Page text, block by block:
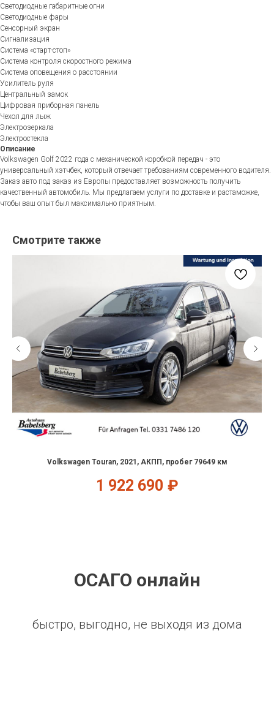
Светодиодные габаритные огни
Светодиодные фары
Сенсорный экран
Сигнализация
Система «старт-стоп»
Система контроля скоростного режима
Система оповещения о расстоянии
Усилитель руля
Центральный замок
Цифровая приборная панель
Чехол для лыж
Электрозеркала
Электростекла
Описание
Volkswagen Golf 2022 года с механической коробкой передач - это
универсальный хэтчбек, который отвечает требованиям современного водителя.
Заказ авто под заказ из Европы предоставляет возможность получить
качественный автомобиль. Мы предлагаем услуги по доставке и растаможке,
чтобы ваш опыт был максимально приятным.
Смотрите также
Volkswagen Touran, 2021, АКПП, пробег 79649 км
1 922 690 ₽
ОСАГО онлайн
быстро, выгодно, не выходя из дома